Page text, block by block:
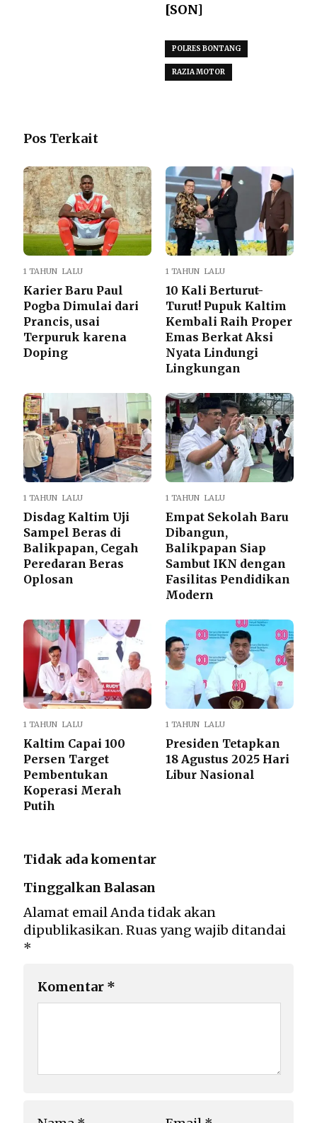
[SON]
POLRES BONTANG
RAZIA MOTOR
Pos Terkait
1 TAHUN LALU
Karier Baru Paul
Pogba Dimulai dari
Prancis, usai
Terpuruk karena
Doping
1 TAHUN LALU
10 Kali Berturut-
Turut! Pupuk Kaltim
Kembali Raih Proper
Emas Berkat Aksi
Nyata Lindungi
Lingkungan
1 TAHUN LALU
Disdag Kaltim Uji
Sampel Beras di
Balikpapan, Cegah
Peredaran Beras
Oplosan
1 TAHUN LALU
Empat Sekolah Baru
Dibangun,
Balikpapan Siap
Sambut IKN dengan
Fasilitas Pendidikan
Modern
1 TAHUN LALU
Kaltim Capai 100
Persen Target
Pembentukan
Koperasi Merah
Putih
1 TAHUN LALU
Presiden Tetapkan
18 Agustus 2025 Hari
Libur Nasional
Tidak ada komentar
Tinggalkan Balasan
Alamat email Anda tidak akan
dipublikasikan. Ruas yang wajib ditandai
*
Komentar *